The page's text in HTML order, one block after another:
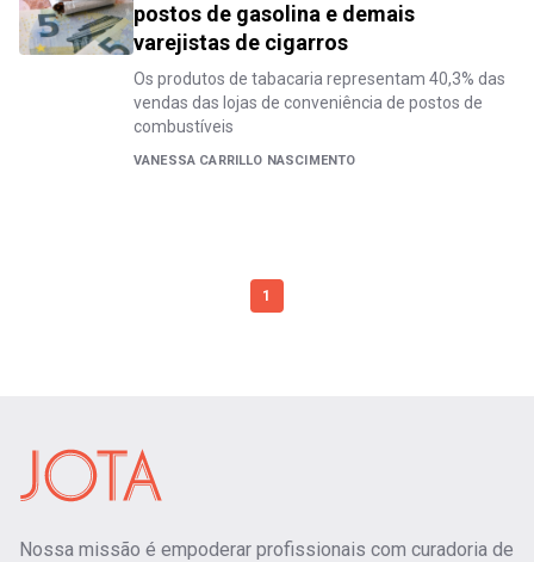
postos de gasolina e demais
varejistas de cigarros
Os produtos de tabacaria representam 40,3% das
vendas das lojas de conveniência de postos de
combustíveis
VANESSA CARRILLO NASCIMENTO
1
Nossa missão é empoderar profissionais com curadoria de